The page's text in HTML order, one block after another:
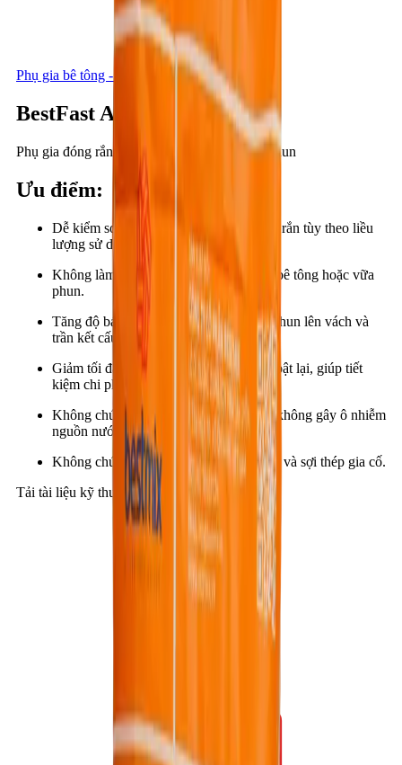
Phụ gia bê tông - Xi măng
BestFast AS206
Phụ gia đóng rắn nhanh cho vữa và bê tông phun
Ưu điểm:
Dễ kiểm soát thời gian ninh kết và đóng rắn tùy theo liều
lượng sử dụng.
Không làm giảm cường độ thiết kế của bê tông hoặc vữa
phun.
Tăng độ bám dính cho vữa và bê tông phun lên vách và
trần kết cấu.
Giảm tối đa lượng bê tông rơi vãi và bị bật lại, giúp tiết
kiệm chi phí.
Không chứa kiềm, không hại da tay và không gây ô nhiễm
nguồn nước.
Không chứa clorua gây ăn mòn cốt thép và sợi thép gia cố.
Tải tài liệu kỹ thuật